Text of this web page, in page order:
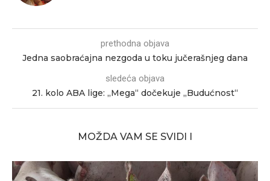
prethodna objava
Jedna saobraćajna nezgoda u toku jučerašnjeg dana
sledeća objava
21. kolo ABA lige: „Mega“ dočekuje „Budućnost“
MOŽDA VAM SE SVIDI I